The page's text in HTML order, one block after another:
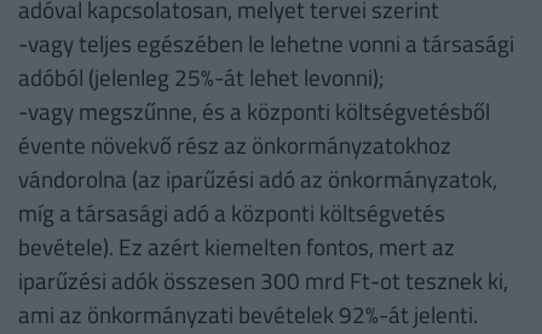
adóval kapcsolatosan, melyet tervei szerint
-vagy teljes egészében le lehetne vonni a társasági
adóból (jelenleg 25%-át lehet levonni);
-vagy megszűnne, és a központi költségvetésből
évente növekvő rész az önkormányzatokhoz
vándorolna (az iparűzési adó az önkormányzatok,
míg a társasági adó a központi költségvetés
bevétele). Ez azért kiemelten fontos, mert az
iparűzési adók összesen 300 mrd Ft-ot tesznek ki,
ami az önkormányzati bevételek 92%-át jelenti.